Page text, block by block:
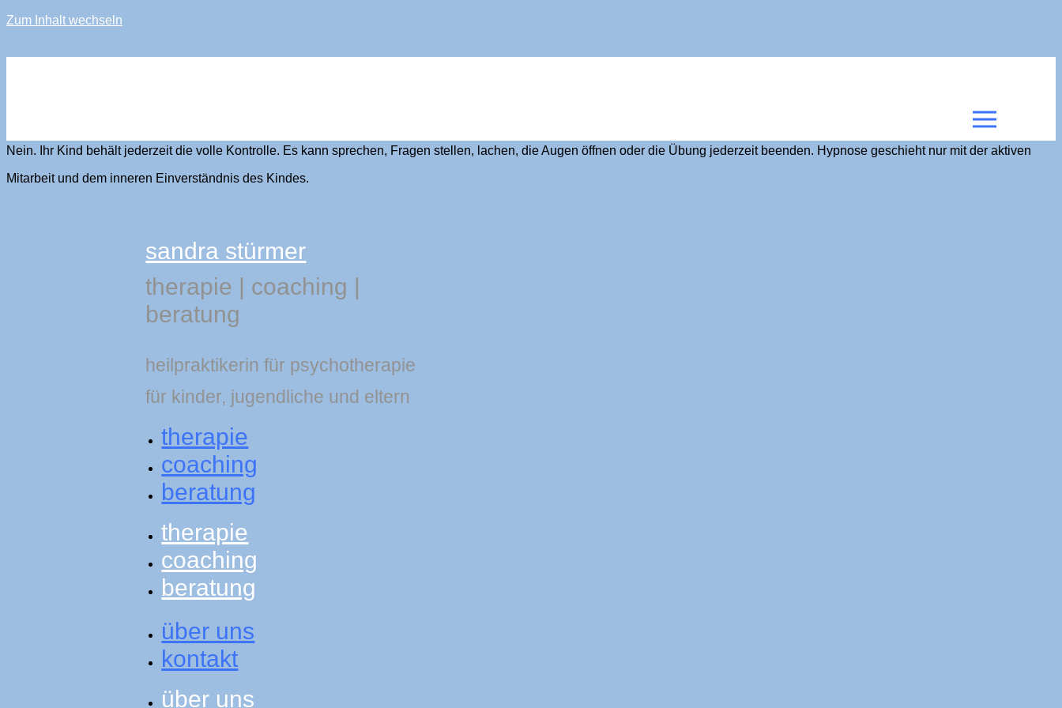
Zum Inhalt wechseln
Nein. Ihr Kind behält jederzeit die volle Kontrolle. Es kann sprechen, Fragen stellen, lachen, die Augen öffnen oder die Übung jederzeit beenden. Hypnose geschieht nur mit der aktiven
Mitarbeit und dem inneren Einverständnis des Kindes.
sandra stürmer
therapie
coaching
beratung
heilpraktikerin für psychotherapie
für kinder, jugendliche und eltern
therapie
coaching
beratung
therapie
coaching
beratung
über uns
kontakt
über uns